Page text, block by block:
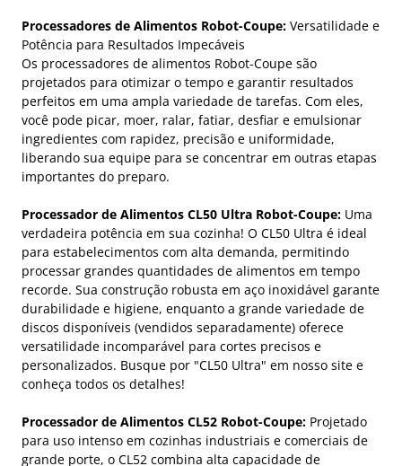
Processadores de Alimentos Robot-Coupe: Versatilidade e
Potência para Resultados Impecáveis
Os processadores de alimentos Robot-Coupe são
projetados para otimizar o tempo e garantir resultados
perfeitos em uma ampla variedade de tarefas. Com eles,
você pode picar, moer, ralar, fatiar, desfiar e emulsionar
ingredientes com rapidez, precisão e uniformidade,
liberando sua equipe para se concentrar em outras etapas
importantes do preparo.
Processador de Alimentos CL50 Ultra Robot-Coupe: Uma
verdadeira potência em sua cozinha! O CL50 Ultra é ideal
para estabelecimentos com alta demanda, permitindo
processar grandes quantidades de alimentos em tempo
recorde. Sua construção robusta em aço inoxidável garante
durabilidade e higiene, enquanto a grande variedade de
discos disponíveis (vendidos separadamente) oferece
versatilidade incomparável para cortes precisos e
personalizados. Busque por "CL50 Ultra" em nosso site e
conheça todos os detalhes!
Processador de Alimentos CL52 Robot-Coupe: Projetado
para uso intenso em cozinhas industriais e comerciais de
grande porte, o CL52 combina alta capacidade de